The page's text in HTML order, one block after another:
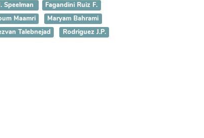
Speelman
Fagandini Ruiz F.
Maamri
Maryam Bahrami
Talebnejad
Rodriguez J.P.